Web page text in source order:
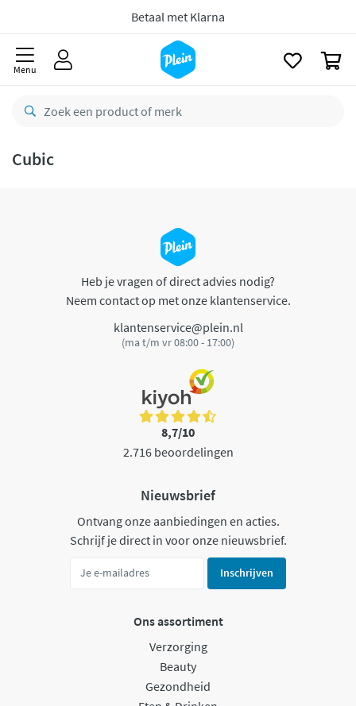
Betaal met Klarna
Menu
Cubic
Heb je vragen of direct advies nodig?
Neem contact op met onze klantenservice.
klantenservice@plein.nl
(ma t/m vr 08:00 - 17:00)
8,7/10
2.716 beoordelingen
Nieuwsbrief
Ontvang onze aanbiedingen en acties.
Schrijf je direct in voor onze nieuwsbrief.
Inschrijven
Ons assortiment
Verzorging
Beauty
Gezondheid